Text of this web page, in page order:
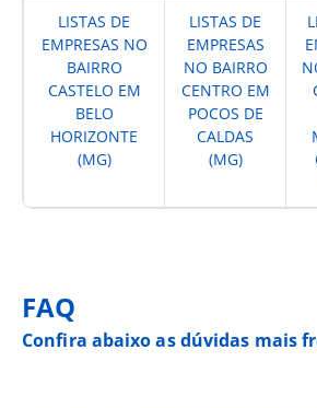
LISTAS DE
EMPRESAS NO
BAIRRO
CASTELO EM
BELO
HORIZONTE
(MG)
LISTAS DE
EMPRESAS
NO BAIRRO
CENTRO EM
POCOS DE
CALDAS
(MG)
FAQ
Confira abaixo as dúvidas mais